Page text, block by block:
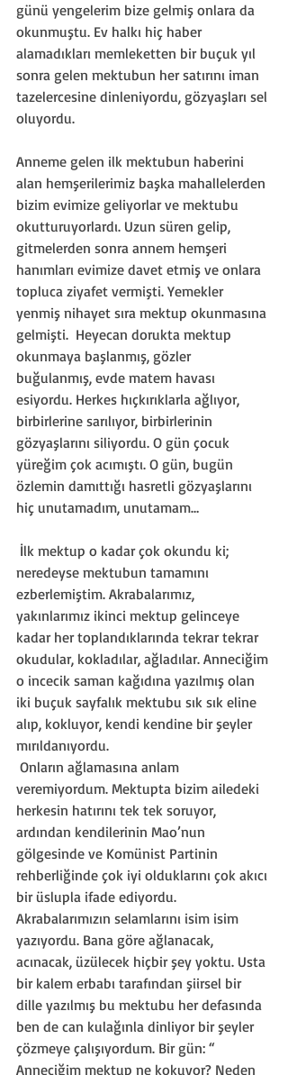
günü yengelerim bize gelmiş onlara da
okunmuştu. Ev halkı hiç haber
alamadıkları memleketten bir buçuk yıl
sonra gelen mektubun her satırını iman
tazelercesine dinleniyordu, gözyaşları sel
oluyordu.
Anneme gelen ilk mektubun haberini
alan hemşerilerimiz başka mahallelerden
bizim evimize geliyorlar ve mektubu
okutturuyorlardı. Uzun süren gelip,
gitmelerden sonra annem hemşeri
hanımları evimize davet etmiş ve onlara
topluca ziyafet vermişti. Yemekler
yenmiş nihayet sıra mektup okunmasına
gelmişti.  Heyecan dorukta mektup
okunmaya başlanmış, gözler
buğulanmış, evde matem havası
esiyordu. Herkes hıçkırıklarla ağlıyor,
birbirlerine sarılıyor, birbirlerinin
gözyaşlarını siliyordu. O gün çocuk
yüreğim çok acımıştı. O gün, bugün
özlemin damıttığı hasretli gözyaşlarını
hiç unutamadım, unutamam…
neredeyse mektubun tamamını
ezberlemiştim. Akrabalarımız,
yakınlarımız ikinci mektup gelinceye
kadar her toplandıklarında tekrar tekrar
okudular, kokladılar, ağladılar. Anneciğim
o incecik saman kağıdına yazılmış olan
iki buçuk sayfalık mektubu sık sık eline
alıp, kokluyor, kendi kendine bir şeyler
mırıldanıyordu.
veremiyordum. Mektupta bizim ailedeki
herkesin hatırını tek tek soruyor,
ardından kendilerinin Mao’nun
gölgesinde ve Komünist Partinin
rehberliğinde çok iyi olduklarını çok akıcı
bir üslupla ifade ediyordu.
Akrabalarımızın selamlarını isim isim
yazıyordu. Bana göre ağlanacak,
acınacak, üzülecek hiçbir şey yoktu. Usta
bir kalem erbabı tarafından şiirsel bir
dille yazılmış bu mektubu her defasında
ben de can kulağınla dinliyor bir şeyler
çözmeye çalışıyordum. Bir gün: “
Anneciğim mektup ne kokuyor? Neden